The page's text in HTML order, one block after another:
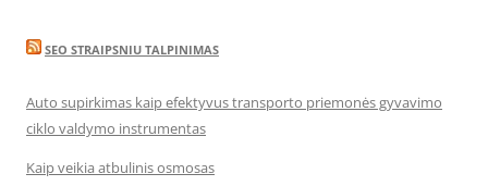
SEO STRAIPSNIU TALPINIMAS
Auto supirkimas kaip efektyvus transporto priemonės gyvavimo
ciklo valdymo instrumentas
Kaip veikia atbulinis osmosas